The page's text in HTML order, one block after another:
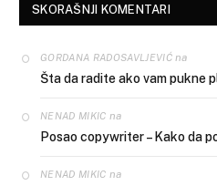
SKORAŠNJI KOMENTARI
GORDANA RADOSAVLJEVIĆna
Šta da radite ako vam pukne
NENAD MIKIC na
Posao copywriter – Kako da
NENAD MIKIC na